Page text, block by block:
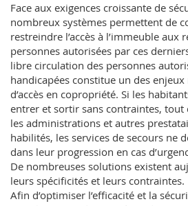
Face aux exigences croissante de
nombreux systèmes permettent de
restreindre l’accès à l’immeuble aux
personnes autorisées par ces
libre circulation des personnes
handicapées constitue un des
d’accès en copropriété. Si les
entrer et sortir sans contraintes, tout
les administrations et autres
habilités, les services de secours ne
dans leur progression en cas
De nombreuses solutions existent
leurs spécificités et leurs contraintes.
Afin d’optimiser l’efficacité et la